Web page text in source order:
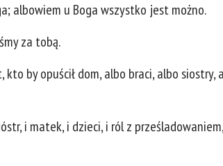
albowiem u Boga wszystko jest możno.
za tobą.
by opuścił dom, albo braci, albo
i matek, i dzieci, i ról z